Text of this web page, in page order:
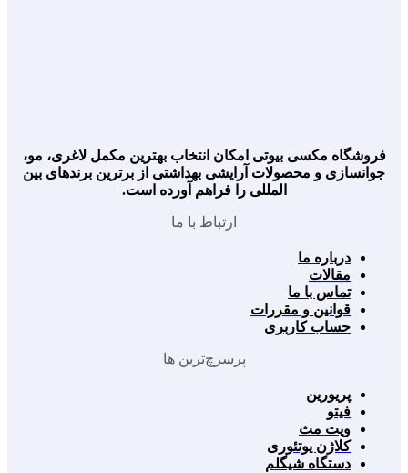
فروشگاه مکسی بیوتی امکان انتخاب بهترین مکمل لاغری، مو،
جوانسازی و محصولات آرایشی بهداشتی از برترین برندهای بین
المللی را فراهم آورده است.
ارتباط با ما
درباره ما
مقالات
تماس با ما
قوانین و مقررات
حساب کاربری
پرسرچ‌ترین ها
پریورین
فیتو
ویت مث
کلاژن یوتئوری
دستگاه شیگلم